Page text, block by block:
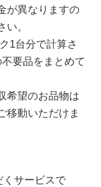
が異なりますの
。
1台分で計算さ
要品をまとめて
希望のお品物は
移動いただけま
くサービスで